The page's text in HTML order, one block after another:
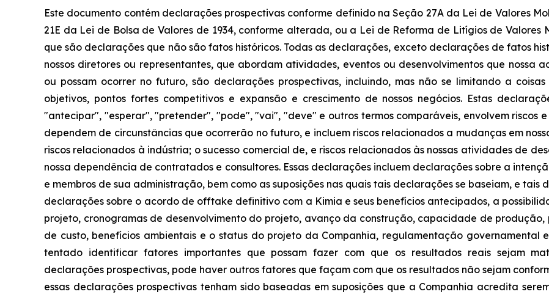
Este documento contém declarações prospectivas conforme definido na Seção 27A da Lei de Valores
21E da Lei de Bolsa de Valores de 1934, conforme alterada, ou a Lei de Reforma de Litígios de Valores
que são declarações que não são fatos históricos. Todas as declarações, exceto declarações de fatos
nossos diretores ou representantes, que abordam atividades, eventos ou desenvolvimentos que nossa
ou possam ocorrer no futuro, são declarações prospectivas, incluindo, mas não se limitando a
objetivos, pontos fortes competitivos e expansão e crescimento de nossos negócios. Estas
"antecipar", "esperar", "pretender", "pode", "vai", "deve" e outros termos comparáveis, envolvem riscos
dependem de circunstâncias que ocorrerão no futuro, e incluem riscos relacionados a mudanças em
riscos relacionados à indústria; o sucesso comercial de, e riscos relacionados às nossas atividades de
nossa dependência de contratados e consultores. Essas declarações incluem declarações sobre a
e membros de sua administração, bem como as suposições nas quais tais declarações se baseiam, e
declarações sobre o acordo de offtake definitivo com a Kimia e seus benefícios antecipados, a
projeto, cronogramas de desenvolvimento do projeto, avanço da construção, capacidade de
de custo, benefícios ambientais e o status do projeto da Companhia, regulamentação governamental
tentado identificar fatores importantes que possam fazer com que os resultados reais sejam
declarações prospectivas, pode haver outros fatores que façam com que os resultados não sejam
essas declarações prospectivas tenham sido baseadas em suposições que a Companhia acredita